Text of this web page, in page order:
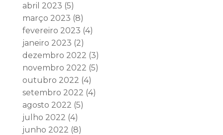
abril 2023 (5)
março 2023 (8)
fevereiro 2023 (4)
janeiro 2023 (2)
dezembro 2022 (3)
novembro 2022 (5)
outubro 2022 (4)
setembro 2022 (4)
agosto 2022 (5)
julho 2022 (4)
junho 2022 (8)